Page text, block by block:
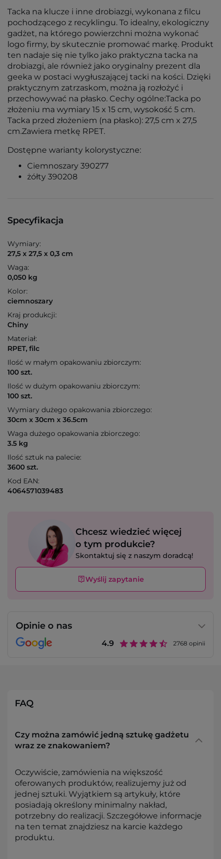
Tacka na klucze i inne drobiazgi, wykonana z filcu
pochodzącego z recyklingu. To idealny, ekologiczny
gadżet, na którego powierzchni można wykonać
logo firmy, by skutecznie promować markę. Produkt
ten nadaje się nie tylko jako praktyczna tacka na
drobiazgi, ale również jako oryginalny prezent dla
geeka w postaci wygłuszającej tacki na kości. Dzięki
praktycznym zatrzaskom, można ją rozłożyć i
przechowywać na płasko. Cechy ogólne:Tacka po
złożeniu ma wymiary 15 x 15 cm, wysokość 5 cm.
Tacka przed złożeniem (na płasko): 27,5 cm x 27,5
cm.Zawiera metkę RPET.
Dostępne warianty kolorystyczne:
Ciemnoszary 390277
żółty 390208
Specyfikacja
Wymiary:
27,5 x 27,5 x 0,3 cm
Waga:
0,050 kg
Kolor:
ciemnoszary
Kraj produkcji:
Chiny
Materiał:
RPET, filc
Ilość w małym opakowaniu zbiorczym:
100 szt.
Ilość w dużym opakowaniu zbiorczym:
100 szt.
Wymiary dużego opakowania zbiorczego:
30cm x 30cm x 36.5cm
Waga dużego opakowania zbiorczego:
3.5 kg
Ilość sztuk na palecie:
3600 szt.
Kod EAN:
4064571039483
Chcesz wiedzieć więcej
o tym produkcie?
Skontaktuj się z naszym doradcą!
Wyślij zapytanie
Opinie o nas
4.9 2768 opinii
FAQ
Czy można zamówić jedną sztukę gadżetu
wraz ze znakowaniem?
Oczywiście, zamówienia na większość
oferowanych produktów, realizujemy już od
jednej sztuki. Wyjątkiem są artykuły, które
posiadają określony minimalny nakład,
potrzebny do realizacji. Szczegółowe informacje
na ten temat znajdziesz na karcie każdego
produktu.